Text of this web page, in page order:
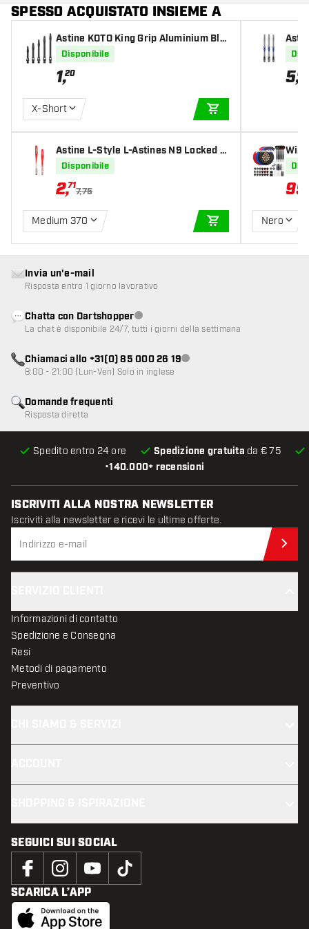
SPESSO ACQUISTATO INSIEME A
Astine KOTO King Grip Aluminium Bla
ck
Disponibile
1,20
X-Short
Astine L-Style L-Astines N9 Locked S
lim Apple Red
Disponibile
2,71
7,75
Medium 370
AGGIUNGI AL
5,00
95
Nero
•140.000+ recensioni
Spedito entro 24 ore Spedizione gratuita da € 75
Domande frequenti
Risposta diretta
Invia un'e-mail
Risposta entro 1 giorno lavorativo
Chatta con DartshopperServizio clienti non disponibile
La chat è disponibile 24/7, tutti i giorni della settimana
Chiamaci allo +31(0) 85 000 26 19Servizio clienti non disponibile
8:00 - 21:00 (Lun-Ven) Solo in inglese
ISCRIVITI ALLA NOSTRA NEWSLETTER
Iscriviti alla newsletter e ricevi le ultime offerte.
Informazioni di contatto
Spedizione e Consegna
Resi
Metodi di pagamento
Preventivo
SEGUICI SUI SOCIAL
SCARICA L’APP